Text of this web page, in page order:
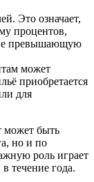
Это означает,
процентов,
превышающую
может
приобретается
для
может быть
но и по
роль играет
течение года.